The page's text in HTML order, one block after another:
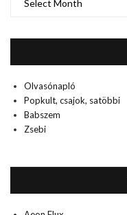
múlt
Olvasónapló
Popkult, csajok, satöbbi
Babszem
Zsebi